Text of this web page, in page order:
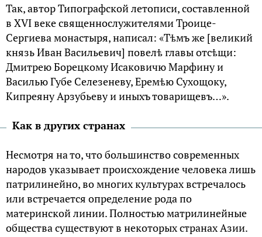
Так, автор Типографской летописи, составленной
в XVI веке священнослужителями Троице-
Сергиева монастыря, написал: «Тѣмъ же [великий
князь Иван Васильевич] повелѣ главы отсѣщи:
Дмитрею Борецкому Исаковичю Марфину и
Василью Губе Селезеневу, Еремѣю Сухощоку,
Кипреяну Арзубьеву и иныхъ товарищевъ…».
Как в других странах
Несмотря на то, что большинство современных
народов указывает происхождение человека лишь
патрилинейно, во многих культурах встречалось
или встречается определение рода по
материнской линии. Полностью матрилинейные
общества существуют в некоторых странах Азии.